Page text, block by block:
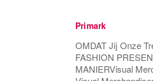
Primark
OMDAT Jij Onze
FASHION
MANIERVisual